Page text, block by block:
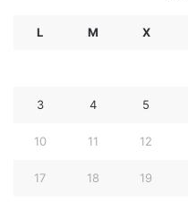
L M X
3 4 5
10 11 12
17 18 19